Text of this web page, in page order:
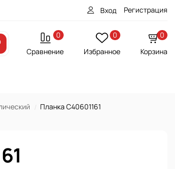
Вход Регистрация
0
Сравнение
0
Избранное
0
Корзина
Планка С40601161